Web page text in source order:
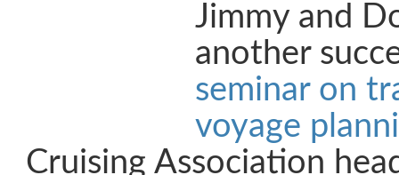
Jimmy and
another
seminar on
voyage
Cruising Association